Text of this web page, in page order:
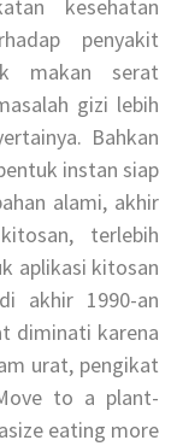
kesehatan
penyakit
makan serat
gizi lebih
Bahkan
instan siap
alami, akhir
terlebih
aplikasi kitosan
akhir 1990-an
diminati karena
urat, pengikat
to a plant-
eating more